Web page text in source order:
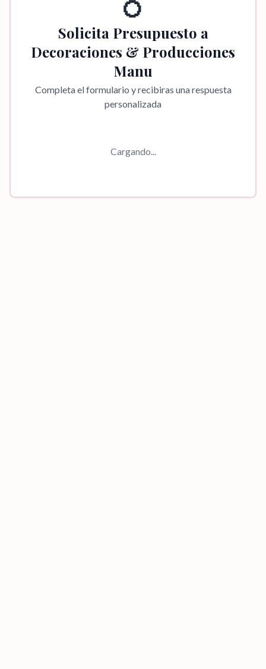
💍
Solicita Presupuesto a
Decoraciones & Producciones
Manu
Completa el formulario y recibiras una respuesta
personalizada
Cargando...